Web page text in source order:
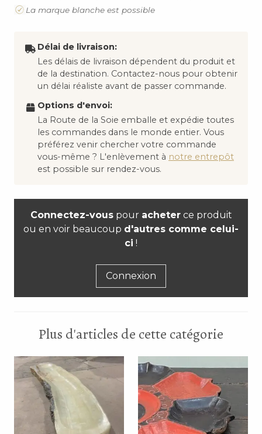
La marque blanche est possible
Délai de livraison:
Les délais de livraison dépendent du produit et
de la destination. Contactez-nous pour obtenir
un délai réaliste avant de passer commande.
Options d'envoi:
La Route de la Soie emballe et expédie toutes
les commandes dans le monde entier. Vous
préférez venir chercher votre commande
vous-même ? L'enlèvement à notre entrepôt
est possible sur rendez-vous.
Connectez-vouspour acheterce produit
ou en voir beaucoup d'autres comme celui-
ci !
Connexion
Plus d'articles de cette catégorie